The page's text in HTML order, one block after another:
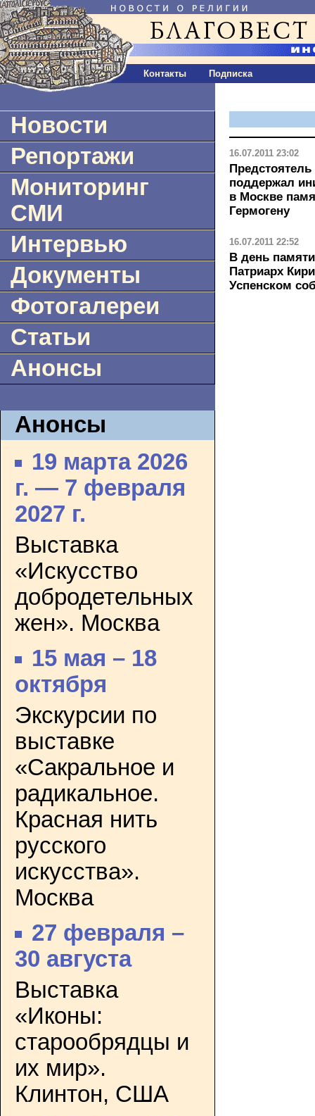
Контакты Подписка
Новости
Репортажи
Мониторинг
СМИ
Интервью
Документы
Фотогалереи
Статьи
Анонсы
Анонсы
19 марта 2026
г. — 7 февраля
2027 г.
Выставка
«Искусство
добродетельных
жен». Москва
15 мая – 18
октября
Экскурсии по
выставке
«Сакральное и
радикальное.
Красная нить
русского
искусства».
Москва
27 февраля –
30 августа
Выставка
«Иконы:
старообрядцы и
их мир».
Клинтон, США
16.07.2011 23:02
поддержал
в Москве
Гермогену
16.07.2011 22:52
В день
Патриарх
Успенском